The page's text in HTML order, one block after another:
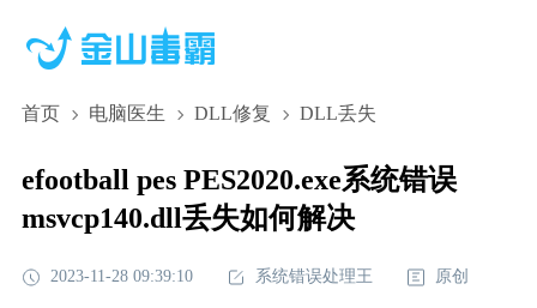
首页 电脑医生 DLL修复 DLL丢失
efootball pes PES2020.exe系统错误
msvcp140.dll丢失如何解决
2023-11-28 09:39:10 系统错误处理王 原创